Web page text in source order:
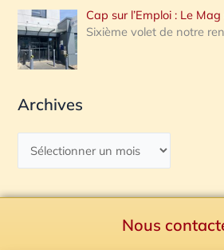
Cap sur l’Emploi : Le
Sixième volet de notre
Archives
Nous